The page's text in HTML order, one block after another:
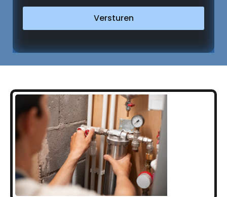
Versturen